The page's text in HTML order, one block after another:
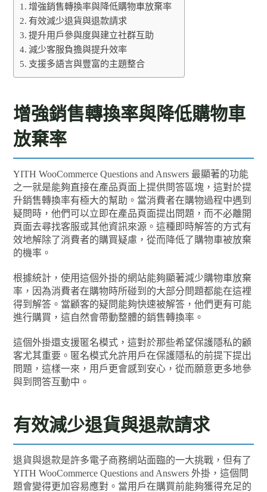
增強銷售轉換率與降低購物車放棄率
有效減少退貨與退款請求
提升用戶參與度與建立社群互助
減少客服負擔與提升效率
支援多語言與豐富的主題整合
增強銷售轉換率與降低購物車
放棄率
YITH WooCommerce Questions and Answers 最顯著的功能
之一就是能夠直接在產品頁面上提供問答區塊，這對於提
升銷售轉換率有極大的幫助。當消費者在購物過程中遇到
疑問時，他們可以立即在產品頁面提出問題，而不必離開
頁面去尋找客服或其他資訊來源。這種即時解答的方式有
效地解除了消費者的購買疑慮，從而降低了購物車被放棄
的機率。
根據統計，使用這個外掛的網站能夠顯著減少購物車放棄
率，因為消費者在購物時所碰到的大部分問題都能在這裡
得到解答。當顧客的疑問能夠快速被解答，他們更有可能
進行購買，這自然會帶動整體的銷售轉換率。
這個外掛還支援匿名模式，這對於那些希望保護隱私的顧
客尤其重要。匿名模式允許用戶在保護隱私的前提下提出
問題，這樣一來，用戶更會感到安心，從而願意更多地參
與到問答互動中。
有效減少退貨與退款請求
退貨與退款是許多電子商務網站面臨的一大挑戰，但有了
YITH WooCommerce Questions and Answers 外掛，這個問
題會變得更加容易應對。當用戶在購買前能夠獲得充足的